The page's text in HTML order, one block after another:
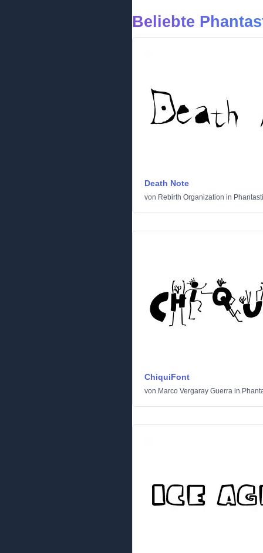
Beliebte
Death Note
von Rebirth Organization in
ChiquiFont
von Marco Vergaray Guerra in